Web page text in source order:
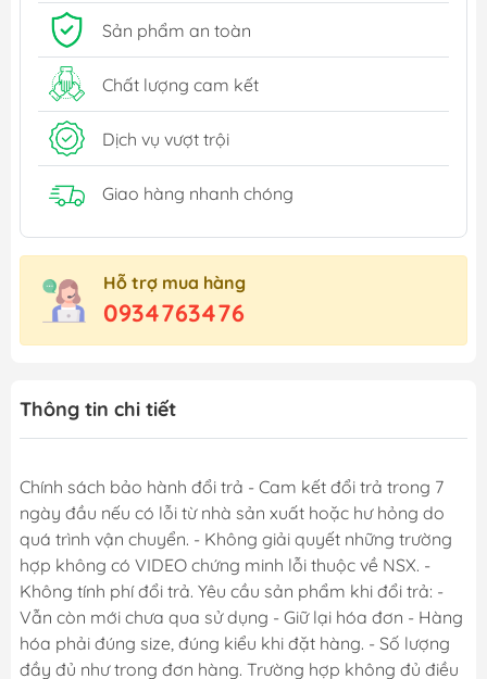
Sản phẩm an toàn
Chất lượng cam kết
Dịch vụ vượt trội
Giao hàng nhanh chóng
Hỗ trợ mua hàng
0934763476
Thông tin chi tiết
Chính sách bảo hành đổi trả - Cam kết đổi trả trong 7
ngày đầu nếu có lỗi từ nhà sản xuất hoặc hư hỏng do
quá trình vận chuyển. - Không giải quyết những trường
hợp không có VIDEO chứng minh lỗi thuộc về NSX. -
Không tính phí đổi trả. Yêu cầu sản phẩm khi đổi trả: -
Vẫn còn mới chưa qua sử dụng - Giữ lại hóa đơn - Hàng
hóa phải đúng size, đúng kiểu khi đặt hàng. - Số lượng
đầy đủ như trong đơn hàng. Trường hợp không đủ điều